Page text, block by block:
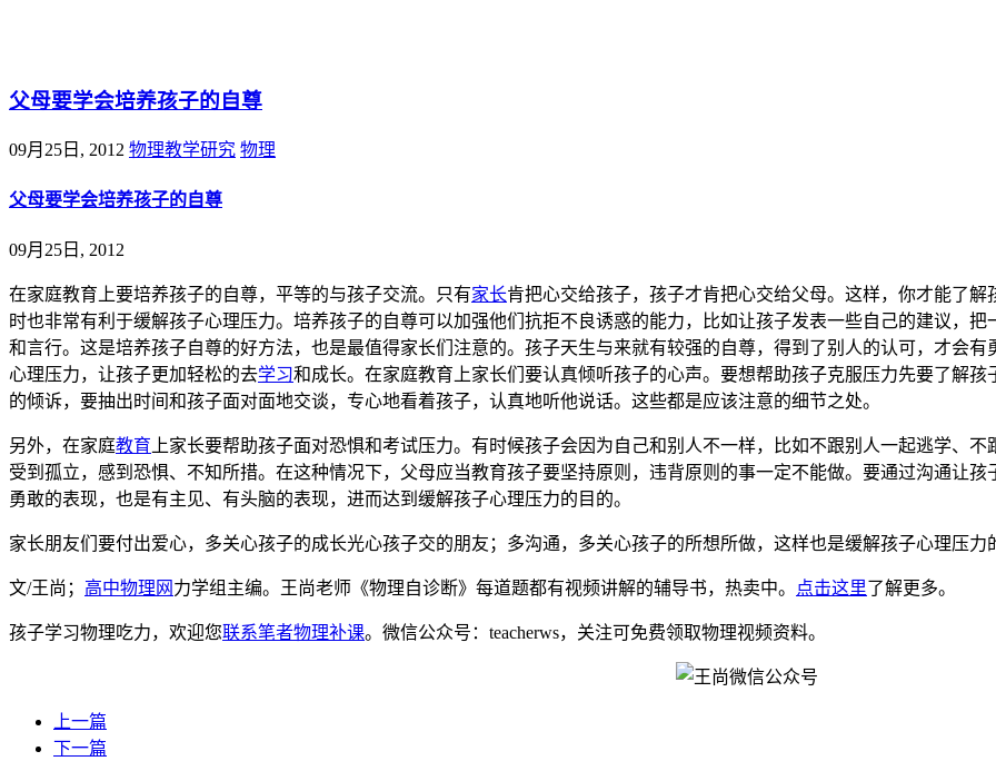
父母要学会培养孩子的自尊
09月25日, 2012 物理教学研究 物理
父母要学会培养孩子的自尊
09月25日, 2012
在家庭教育上要培养孩子的自尊，平等的与孩子交流。只有家长肯把心交给孩子，孩子才肯把心交给父母。这样，你才能了
时也非常有利于缓解孩子心理压力。培养孩子的自尊可以加强他们抗拒不良诱惑的能力，比如让孩子发表一些自己的建议，
和言行。这是培养孩子自尊的好方法，也是最值得家长们注意的。孩子天生与来就有较强的自尊，得到了别人的认可，才会
心理压力，让孩子更加轻松的去学习和成长。在家庭教育上家长们要认真倾听孩子的心声。要想帮助孩子克服压力先要了解
的倾诉，要抽出时间和孩子面对面地交谈，专心地看着孩子，认真地听他说话。这些都是应该注意的细节之处。
另外，在家庭教育 上家长要帮助孩子面对恐惧和考试压力。有时候孩子会因为自己和别人不一样，比如不跟别人一起逃学、
受到孤立，感到恐惧、不知所措。在这种情况下，父母应当教育孩子要坚持原则，违背原则的事一定不能做。要通过沟通让
勇敢的表现，也是有主见、有头脑的表现，进而达到缓解孩子心理压力的目的。
家长朋友们要付出爱心，多关心孩子的成长光心孩子交的朋友；多沟通，多关心孩子的所想所做，这样也是缓解孩子心理压力
文/王尚； 高中物理网 力学组主编。王尚老师《物理自诊断》每道题都有视频讲解的辅导书，热卖中。 点击这里了解更多。
孩子学习物理吃力，欢迎您联系笔者物理补课。微信公众号：teacherws，关注可免费领取物理视频资料。
上一篇
下一篇